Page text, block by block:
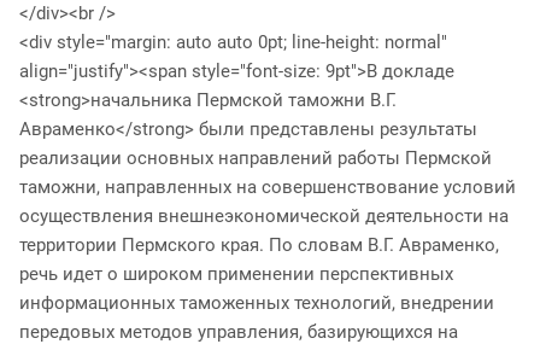
</div><br />
<div style="margin: auto auto 0pt; line-height: normal"
align="justify"><span style="font-size: 9pt">В докладе
<strong>начальника Пермской таможни В.Г.
Авраменко</strong> были представлены результаты
реализации основных направлений работы Пермской
таможни, направленных на совершенствование условий
осуществления внешнеэкономической деятельности на
территории Пермского края. По словам В.Г. Авраменко,
речь идет о широком применении перспективных
информационных таможенных технологий, внедрении
передовых методов управления, базирующихся на